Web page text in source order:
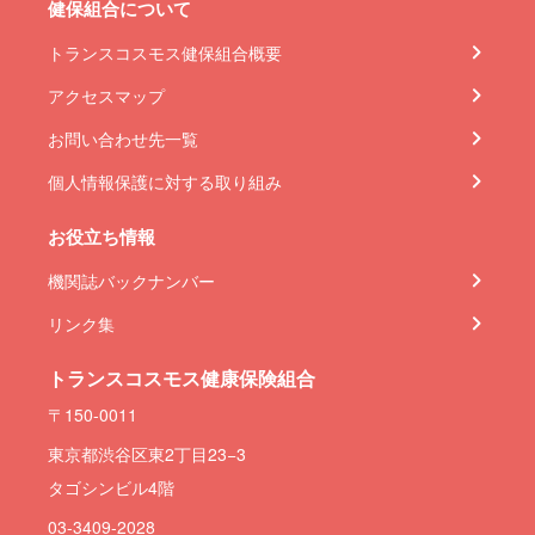
健保組合について
トランスコスモス健保組合概要
アクセスマップ
お問い合わせ先一覧
個人情報保護に対する取り組み
お役立ち情報
機関誌バックナンバー
リンク集
トランスコスモス健康保険組合
〒150-0011
東京都渋谷区東2丁目23−3
タゴシンビル4階
03-3409-2028